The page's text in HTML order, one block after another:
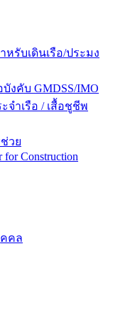
รับเดินเรือ/ประมง
งคับ GMDSS/IMO
ำเรือ / เสื้อชูชีพ
วย
Construction
คล